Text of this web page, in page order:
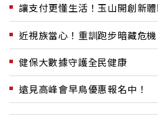
讓支付更懂生活！玉山開創新
近視族當心！重訓跑步暗藏危機
健保大數據守護全民健康
遠見高峰會早鳥優惠報名中！